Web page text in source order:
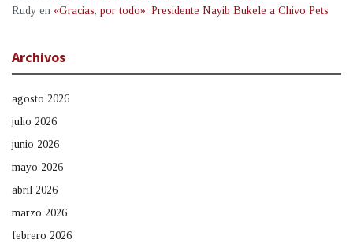
Rudy en «Gracias, por todo»: Presidente Nayib Bukele a Chivo Pets
Archivos
agosto 2026
julio 2026
junio 2026
mayo 2026
abril 2026
marzo 2026
febrero 2026